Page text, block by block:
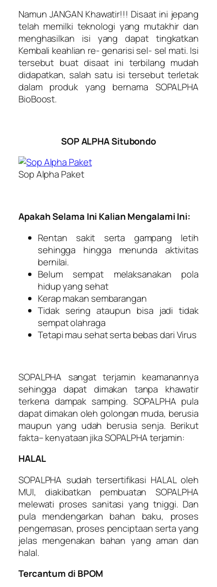
Namun JANGAN Khawatir!!! Disaat ini jepang
telah memilki teknologi yang mutakhir dan
menghasilkan isi yang dapat tingkatkan
Kembali keahlian re- genarisi sel- sel mati. Isi
tersebut buat disaat ini terbilang mudah
didapatkan, salah satu isi tersebut terletak
dalam produk yang bernama SOPALPHA
BioBoost.
SOP ALPHA Situbondo
Sop Alpha Paket
Apakah Selama Ini Kalian Mengalami Ini:
Rentan sakit serta gampang letih
sehingga hingga menunda aktivitas
bernilai.
Belum sempat melaksanakan pola
hidup yang sehat
Kerap makan sembarangan
Tidak sering ataupun bisa jadi tidak
sempat olahraga
Tetapi mau sehat serta bebas dari Virus
SOPALPHA sangat terjamin keamanannya
sehingga dapat dimakan tanpa khawatir
terkena dampak samping. SOPALPHA pula
dapat dimakan oleh golongan muda, berusia
maupun yang udah berusia senja. Berikut
fakta– kenyataan jika SOPALPHA terjamin:
HALAL
SOPALPHA sudah tersertifikasi HALAL oleh
MUI, diakibatkan pembuatan SOPALPHA
melewati proses sanitasi yang tniggi. Dan
pula mendengarkan bahan baku, proses
pengemasan, proses penciptaan serta yang
jelas mengenakan bahan yang aman dan
halal.
Tercantum di BPOM